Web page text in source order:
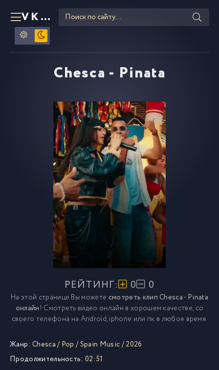
VKLIPE RU
Chesca - Pinata
РЕЙТИНГ: 0 0
На этой странице Вы можете смотреть клип Chesca - Pinata
онлайн! Смотреть видео онлайн в хорошем качестве, со
своего телефона на Android, iphone или пк в любое время.
Жанр: Chesca/ Pop /Spain Music/2026
Продолжительность: 02:51